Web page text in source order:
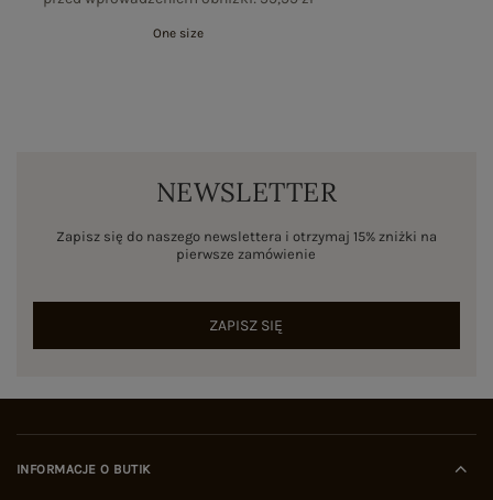
One size
NEWSLETTER
Zapisz się do naszego newslettera i otrzymaj 15% zniżki na
pierwsze zamówienie
ZAPISZ SIĘ
INFORMACJE O BUTIK